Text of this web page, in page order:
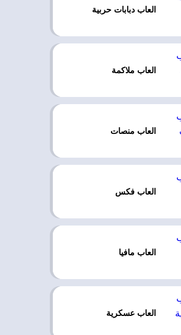
العاب دبابات حربية
العاب ملاكمة
العاب منصات
العاب فكس
العاب مافيا
العاب عسكرية